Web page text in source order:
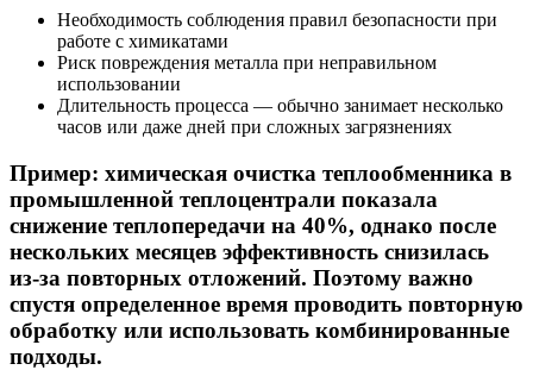
Необходимость соблюдения правил безопасности при
работе с химикатами
Риск повреждения металла при неправильном
использовании
Длительность процесса — обычно занимает несколько
часов или даже дней при сложных загрязнениях
Пример: химическая очистка теплообменника в
промышленной теплоцентрали показала
снижение теплопередачи на 40%, однако после
нескольких месяцев эффективность снизилась
из-за повторных отложений. Поэтому важно
спустя определенное время проводить повторную
обработку или использовать комбинированные
подходы.